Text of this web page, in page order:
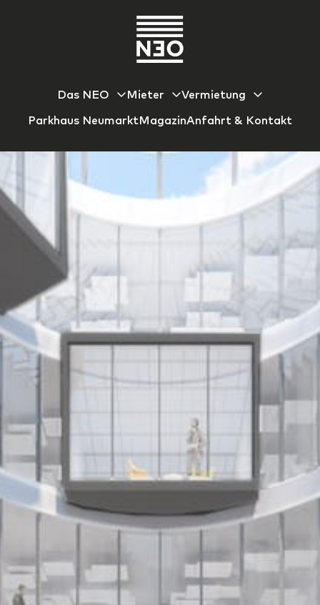
Das NEO Mieter Vermietung
Parkhaus NeumarktMagazinAnfahrt & Kontakt